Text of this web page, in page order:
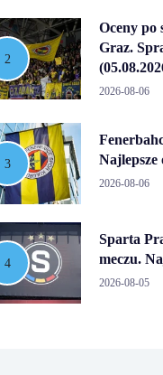
Oceny po
Graz.
2026-08-06
Najlepsze
2026-08-06
Sparta
meczu.
2026-08-05